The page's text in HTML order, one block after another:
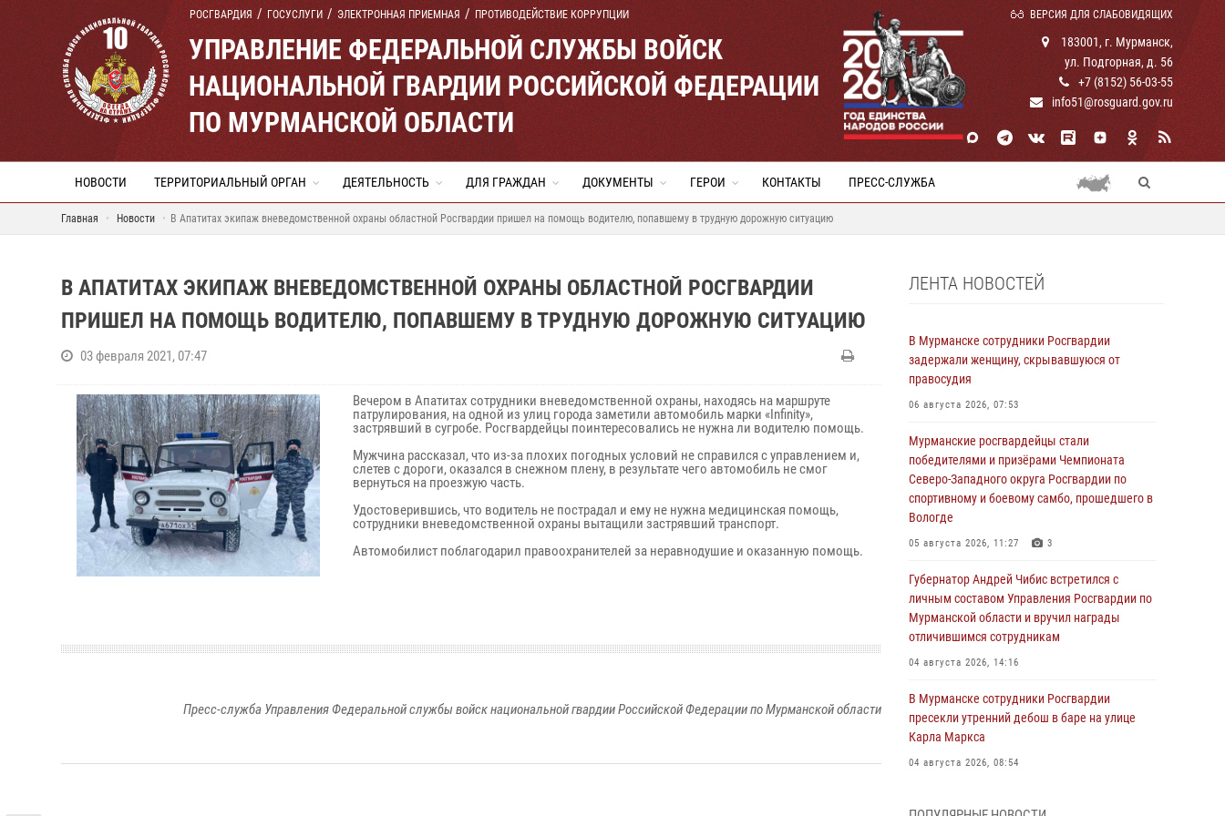
РОСГВАРДИЯ ГОСУСЛУГИ ЭЛЕКТРОННАЯ ПРИЕМНАЯ ПРОТИВОДЕЙСТВИЕ КОРРУПЦИИ ВЕРСИЯ ДЛЯ СЛАБОВИДЯЩИХ
УПРАВЛЕНИЕ ФЕДЕРАЛЬНОЙ СЛУЖБЫ ВОЙСК
НАЦИОНАЛЬНОЙ ГВАРДИИ РОССИЙСКОЙ ФЕДЕРАЦИИ
ПО МУРМАНСКОЙ ОБЛАСТИ
183001, г. Мурманск,
ул. Подгорная, д. 56
+7 (8152) 56-03-55
info51@rosguard.gov.ru
НОВОСТИ ТЕРРИТОРИАЛЬНЫЙ ОРГАН ДЕЯТЕЛЬНОСТЬ ДЛЯ ГРАЖДАН ДОКУМЕНТЫ ГЕРОИ КОНТАКТЫ ПРЕСС-СЛУЖБА
Главная Новости В Апатитах экипаж вневедомственной охраны областной Росгвардии пришел на помощь водителю, попавшему в трудную дорожную ситуацию
В АПАТИТАХ ЭКИПАЖ ВНЕВЕДОМСТВЕННОЙ ОХРАНЫ ОБЛАСТНОЙ РОСГВАРДИИ
ПРИШЕЛ НА ПОМОЩЬ ВОДИТЕЛЮ, ПОПАВШЕМУ В ТРУДНУЮ ДОРОЖНУЮ СИТУАЦИЮ
03 февраля 2021, 07:47
Вечером в Апатитах сотрудники вневедомственной охраны, находясь на маршруте
патрулирования, на одной из улиц города заметили автомобиль марки «Infinity»,
застрявший в сугробе. Росгвардейцы поинтересовались не нужна ли водителю помощь.
Мужчина рассказал, что из-за плохих погодных условий не справился с управлением и,
слетев с дороги, оказался в снежном плену, в результате чего автомобиль не смог
вернуться на проезжую часть.
Удостоверившись, что водитель не пострадал и ему не нужна медицинская помощь,
сотрудники вневедомственной охраны вытащили застрявший транспорт.
Автомобилист поблагодарил правоохранителей за неравнодушие и оказанную помощь.
Пресс-служба Управления Федеральной службы войск национальной гвардии Российской Федерации по Мурманской области
ЛЕНТА НОВОСТЕЙ
В Мурманске сотрудники Росгвардии
задержали женщину, скрывавшуюся от
правосудия
06 августа 2026, 07:53
Мурманские росгвардейцы стали
победителями и призёрами Чемпионата
Северо-Западного округа Росгвардии по
спортивному и боевому самбо, прошедшего в
Вологде
05 августа 2026, 11:27 3
Губернатор Андрей Чибис встретился с
личным составом Управления Росгвардии по
Мурманской области и вручил награды
отличившимся сотрудникам
04 августа 2026, 14:16
В Мурманске сотрудники Росгвардии
пресекли утренний дебош в баре на улице
Карла Маркса
04 августа 2026, 08:54